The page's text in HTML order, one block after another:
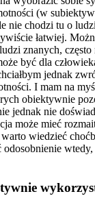
(w
nie chodzi tu o
łatwiej.
znanych,
być dla
jednak
I mam na
obiektywnie
jednak nie
może mieć
wiedzieć